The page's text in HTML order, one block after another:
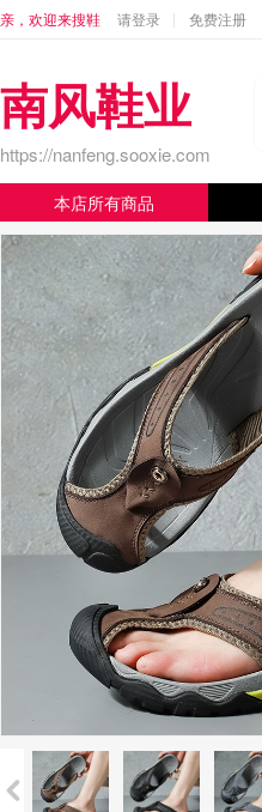
亲，欢迎来搜鞋 请登录 免费注册
南风鞋业
https://nanfeng.sooxie.com
本店所有商品